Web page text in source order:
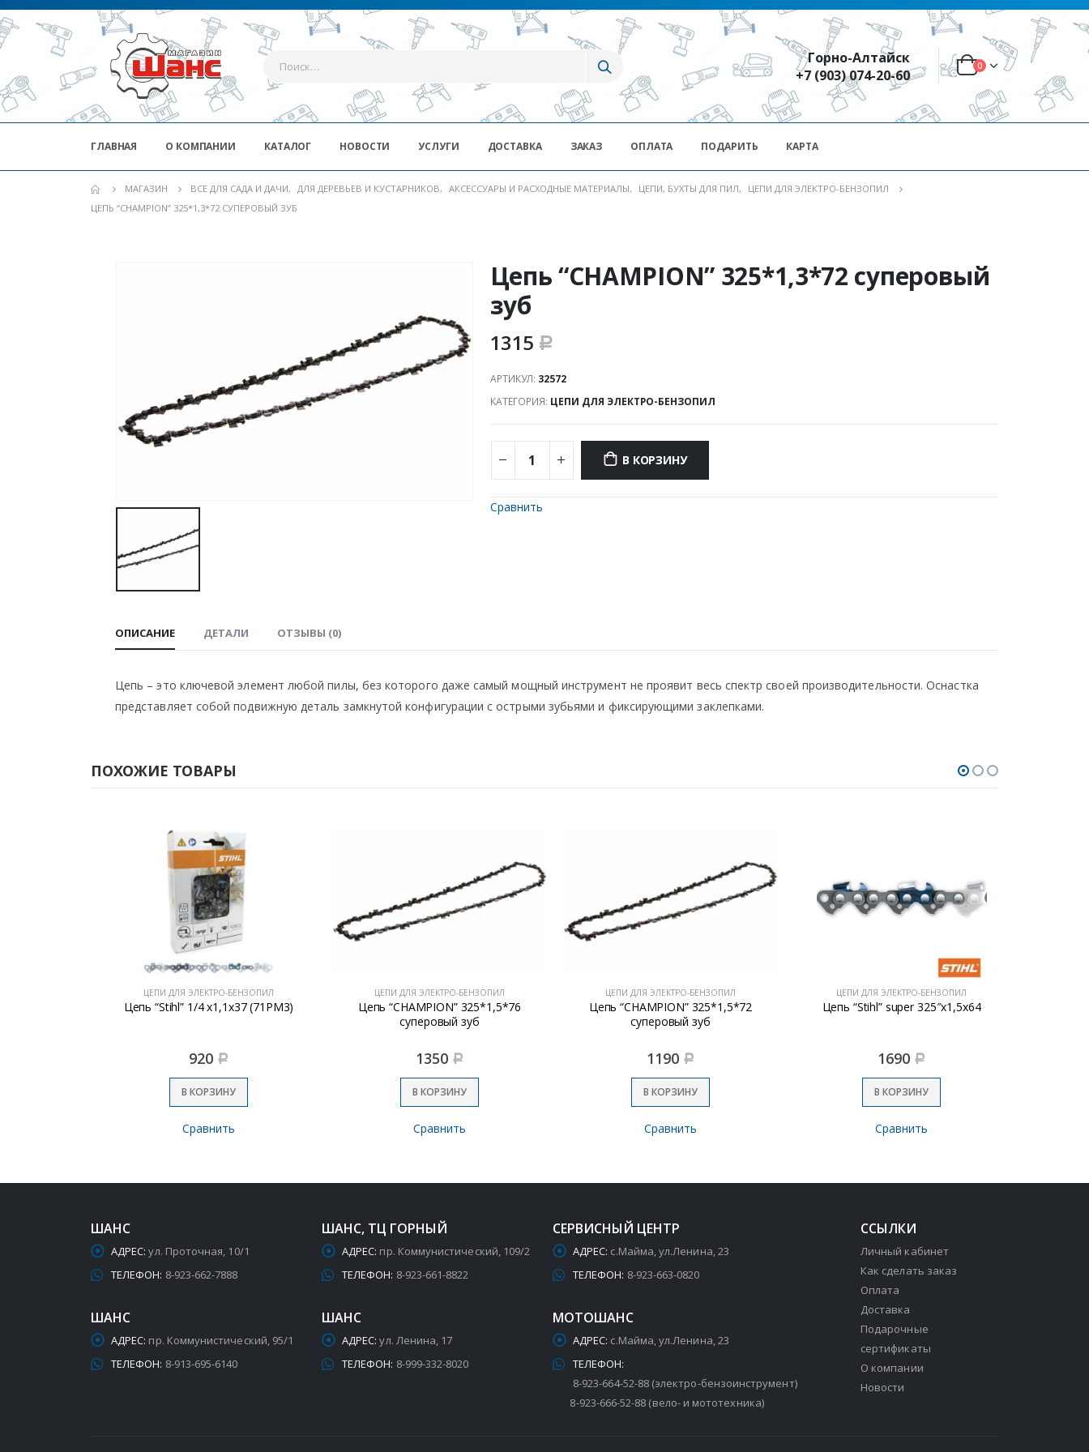
Горно-Алтайск
+7 (903) 074-20-60
0
ГЛАВНАЯ О КОМПАНИИ КАТАЛОГ НОВОСТИ УСЛУГИ ДОСТАВКА ЗАКАЗ ОПЛАТА ПОДАРИТЬ КАРТА
МАГАЗИН ВСЕ ДЛЯ САДА И ДАЧИ, ДЛЯ ДЕРЕВЬЕВ И КУСТАРНИКОВ, АКСЕССУАРЫ И РАСХОДНЫЕ МАТЕРИАЛЫ, ЦЕПИ, БУХТЫ ДЛЯ ПИЛ,
ЦЕПИ ДЛЯ ЭЛЕКТРО-БЕНЗОПИЛ
ЦЕПЬ “CHAMPION” 325*1,3*72 СУПЕРОВЫЙ ЗУБ
Цепь “CHAMPION” 325*1,3*72 суперовый
зуб
1315 Р
АРТИКУЛ: 32572
КАТЕГОРИЯ: ЦЕПИ ДЛЯ ЭЛЕКТРО-БЕНЗОПИЛ
В КОРЗИНУ
Сравнить
ОПИСАНИЕ ДЕТАЛИ ОТЗЫВЫ (0)
Цепь – это ключевой элемент любой пилы, без которого даже самый мощный инструмент не проявит весь спектр своей производительности. Оснастка
представляет собой подвижную деталь замкнутой конфигурации с острыми зубьями и фиксирующими заклепками.
ПОХОЖИЕ ТОВАРЫ
ЦЕПИ ДЛЯ ЭЛЕКТРО-БЕНЗОПИЛ
Цепь “Stihl” 1/4 х1,1х37 (71РМ3)
920Р
В КОРЗИНУ
Сравнить
ЦЕПИ ДЛЯ ЭЛЕКТРО-БЕНЗОПИЛ
Цепь “CHAMPION” 325*1,5*76
суперовый зуб
1350Р
В КОРЗИНУ
Сравнить
ЦЕПИ ДЛЯ ЭЛЕКТРО-БЕНЗОПИЛ
Цепь “CHAMPION” 325*1,5*72
суперовый зуб
1190Р
В КОРЗИНУ
Сравнить
ЦЕПИ ДЛЯ ЭЛЕКТРО-БЕНЗОПИЛ
Цепь “Stihl” super 325″х1,5х64
1690Р
В КОРЗИНУ
Сравнить
ШАНС
АДРЕС: ул. Проточная, 10/1
ТЕЛЕФОН: 8-923-662-7888
ШАНС
АДРЕС: пр. Коммунистический, 95/1
ТЕЛЕФОН: 8-913-695-6140
ШАНС, ТЦ ГОРНЫЙ
АДРЕС: пр. Коммунистический, 109/2
ТЕЛЕФОН: 8-923-661-8822
ШАНС
АДРЕС: ул. Ленина, 17
ТЕЛЕФОН: 8-999-332-8020
СЕРВИСНЫЙ ЦЕНТР
АДРЕС: с.Майма, ул.Ленина, 23
ТЕЛЕФОН: 8-923-663-0820
МОТОШАНС
АДРЕС: с.Майма, ул.Ленина, 23
ТЕЛЕФОН:
8-923-664-52-88 (электро-бензоинструмент)
8-923-666-52-88 (вело- и мототехника)
ССЫЛКИ
Личный кабинет
Как сделать заказ
Оплата
Доставка
Подарочные
сертификаты
О компании
Новости